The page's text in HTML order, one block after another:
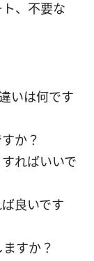
、不要な
いは何です
か？
ればいいで
良いです
すか？